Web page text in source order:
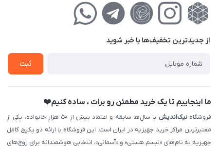
کوچه گلریز 4 غربی ، پلاک 13
لیست محصولات
راهنمای‌خرید‌آنلاین
حریم خصوصی
فروش‌اقساطی
از جدید‌ترین تخفیف‌ها با‌ خبر شوید
ثبت
ما اینجاییم تا یک خرید مطمئن رو برات ، ساده کنیم❤️
فروشگاهنیک‌اندیش
با سال‌ها سابقه و اعتماد بیش از ۵۰ هزار خانواده، یکی از
معتبرترین مراکز خرید جهیزیه در ایران است. این فروشگاه با ارائه دو پکیج کامل
جهیزیه به نام‌های «تبسم هستی» و «آسمانی»، انتخابی هوشمندانه برای زوج‌های